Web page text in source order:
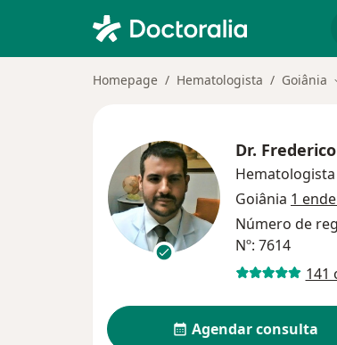
Homepage Hematologista Goiânia
Dr.
Hematologista
Goiânia 1
Número de
Nº: 7614
141
Agendar consulta